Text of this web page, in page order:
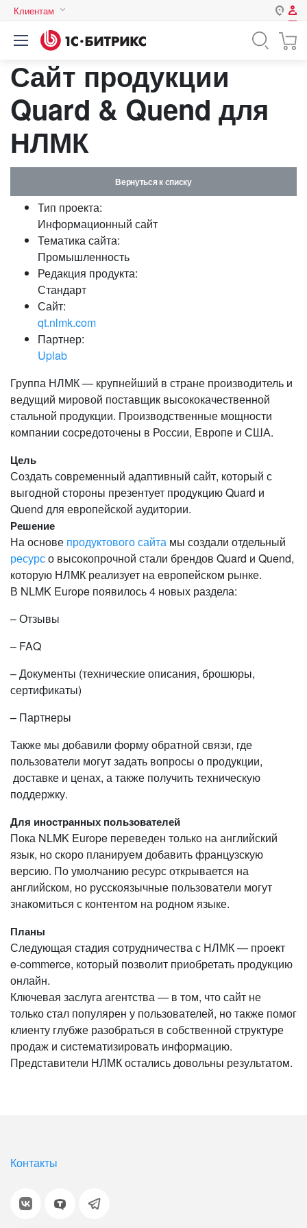
Клиентам
Казахстан
Авторизация
Логин
Запомнить меня на этом
Забыли свой пароль?
Сайт продукции
Quard & Quend для
НЛМК
Вернуться к списку
Тип проекта:
Информационный сайт
Тематика сайта:
Промышленность
Редакция продукта:
Стандарт
Сайт:
qt.nlmk.com
Партнер:
Uplab
Группа НЛМК — крупнейший в стране производитель и
ведущий мировой поставщик высококачественной
стальной продукции. Производственные мощности
компании сосредоточены в России, Европе и США.
Цель
Создать современный адаптивный сайт, который с
выгодной стороны презентует продукцию Quard и
Quend для европейской аудитории.
Решение
На основе продуктового сайта мы создали отдельный
ресурсо высокопрочной стали брендов Quard и Quend,
которую НЛМК реализует на европейском рынке.
В NLMK Europe появилось 4 новых раздела:
– Отзывы
– FAQ
– Документы (технические описания, брошюры,
сертификаты)
– Партнеры
Также мы добавили форму обратной связи, где
пользователи могут задать вопросы о продукции,
доставке и ценах, а также получить техническую
поддержку.
Для иностранных пользователей
Пока NLMK Europe переведен только на английский
язык, но скоро планируем добавить французскую
версию. По умолчанию ресурс открывается на
английском, но русскоязычные пользователи могут
знакомиться с контентом на родном языке.
Планы
Следующая стадия сотрудничества с НЛМК — проект
e-commerce, который позволит приобретать продукцию
онлайн.
Ключевая заслуга агентства — в том, что сайт не
только стал популярен у пользователей, но также помог
клиенту глубже разобраться в собственной структуре
продаж и систематизировать информацию.
Представители НЛМК остались довольны результатом.
Контакты